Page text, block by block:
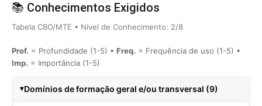
📚 Conhecimentos Exigidos
Tabela CBO/MTE • Nível de Conhecimento: 2/8
Prof. = Profundidade (1-5) • Freq. = Frequência de uso (1-5) •
Imp. = Importância (1-5)
Domínios de formação geral e/ou transversal (9)